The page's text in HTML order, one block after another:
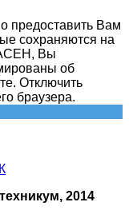
предоставить Вам
сохраняются на
Вы
об
Отключить
браузера.
2014